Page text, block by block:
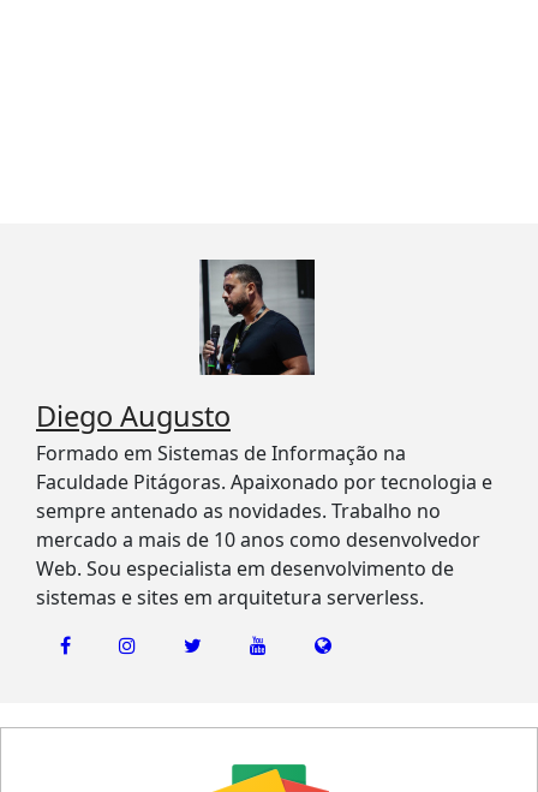
Diego Augusto
Formado em Sistemas de Informação na
Faculdade Pitágoras. Apaixonado por tecnologia e
sempre antenado as novidades. Trabalho no
mercado a mais de 10 anos como desenvolvedor
Web. Sou especialista em desenvolvimento de
sistemas e sites em arquitetura serverless.